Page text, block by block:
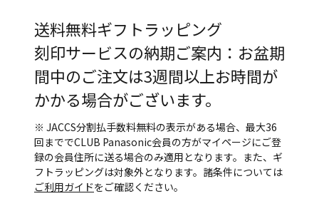
送料無料ギフトラッピング
刻印サービスの納期ご案内：お盆期
間中のご注文は3週間以上お時間が
かかる場合がございます。
※ JACCS分割払手数料無料の表示がある場合、最大36
回まででCLUB Panasonic会員の方がマイページにご登
録の会員住所に送る場合のみ適用となります。また、ギ
フトラッピングは対象外となります。諸条件については
ご利用ガイドをご確認ください。